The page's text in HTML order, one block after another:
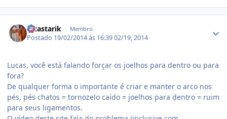
lucastarik Membro
Postado 19/02/2014 às 16:3902/19, 2014
Lucas, você está falando forçar os joelhos para dentro ou para
fora?
De qualquer forma o importante é criar e manter o arco nos
pés, pés chatos = tornozelo caído = joelhos para dentro = ruim
para seus ligamentos.